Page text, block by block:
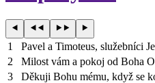
1
Pavel a Timoteus, služebníci
2
Milost vám a pokoj od Boha
3
Děkuji Bohu mému, když se